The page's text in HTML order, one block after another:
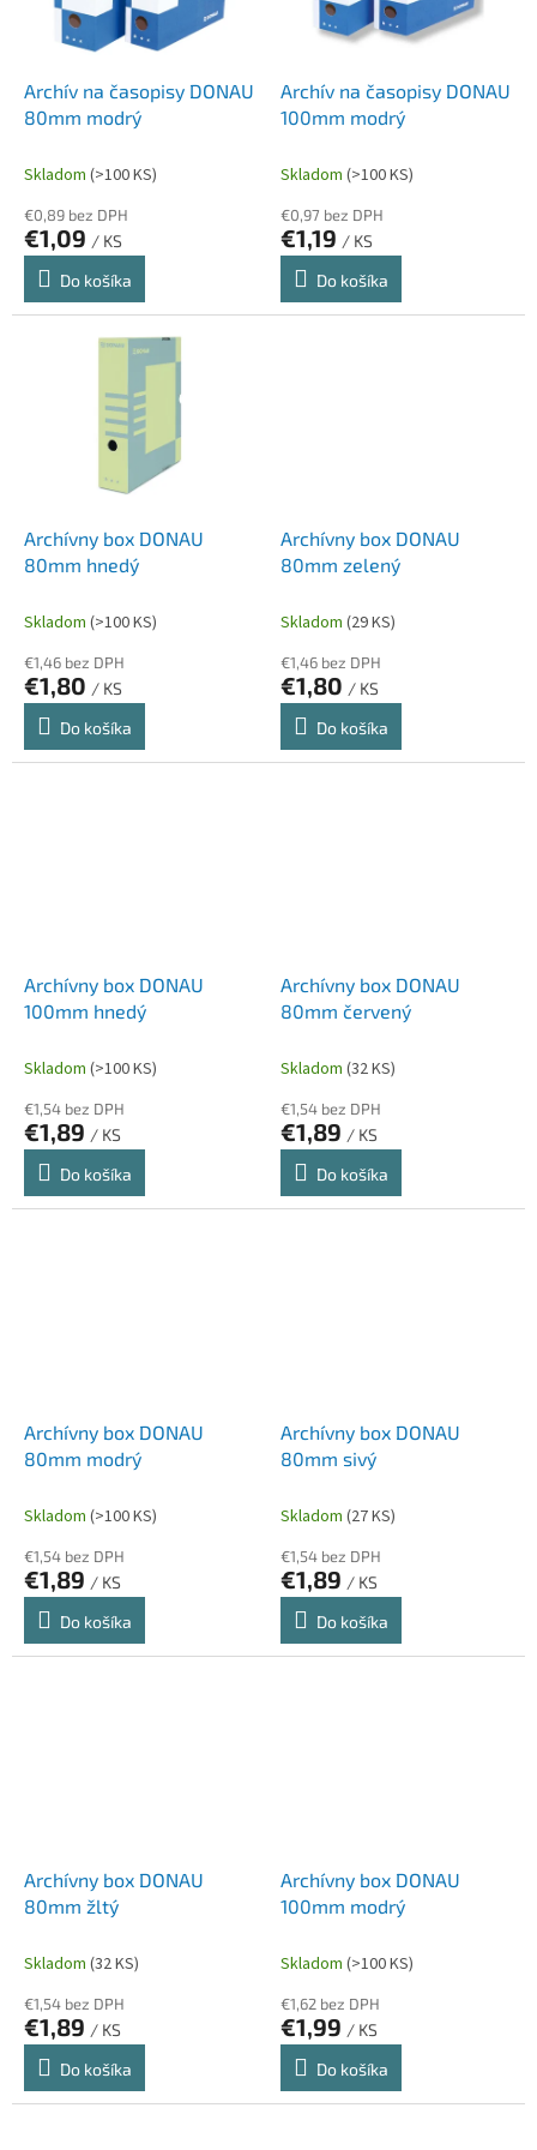
Archív na časopisy DONAU
80mm modrý
Skladom (>100 KS)
€0,89 bez DPH
€1,09 / KS
Do košíka
Archív na časopisy DONAU
100mm modrý
Skladom (>100 KS)
€0,97 bez DPH
€1,19 / KS
Do košíka
Archívny box DONAU
80mm hnedý
Skladom (>100 KS)
€1,46 bez DPH
€1,80 / KS
Do košíka
Archívny box DONAU
80mm zelený
Skladom (29 KS)
€1,46 bez DPH
€1,80 / KS
Do košíka
Archívny box DONAU
100mm hnedý
Skladom (>100 KS)
€1,54 bez DPH
€1,89 / KS
Do košíka
Archívny box DONAU
80mm červený
Skladom (32 KS)
€1,54 bez DPH
€1,89 / KS
Do košíka
Archívny box DONAU
80mm modrý
Skladom (>100 KS)
€1,54 bez DPH
€1,89 / KS
Do košíka
Archívny box DONAU
80mm sivý
Skladom (27 KS)
€1,54 bez DPH
€1,89 / KS
Do košíka
Archívny box DONAU
80mm žltý
Skladom (32 KS)
€1,54 bez DPH
€1,89 / KS
Do košíka
Archívny box DONAU
100mm modrý
Skladom (>100 KS)
€1,62 bez DPH
€1,99 / KS
Do košíka